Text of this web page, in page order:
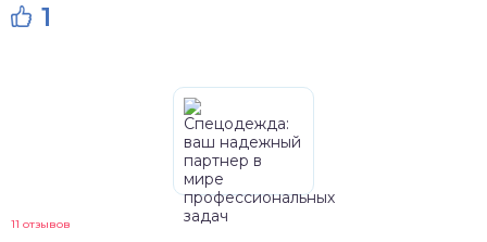
1
11 отзывов